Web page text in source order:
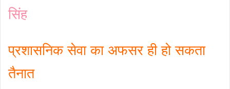
सिंह
प्रशासनिक सेवा का अफसर ही हो सकता
तैनात